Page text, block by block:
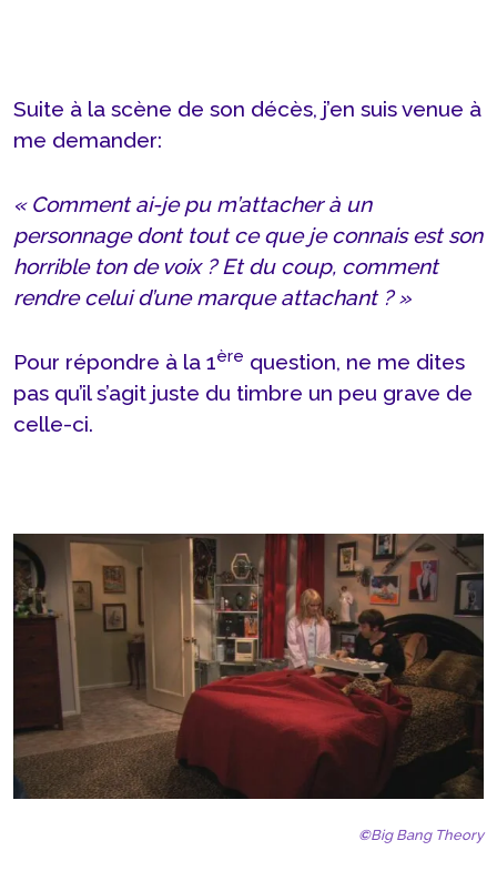
Suite à la scène de son décès, j’en suis venue à
me demander:
« Comment ai-je pu m’attacher à un
personnage dont tout ce que je connais est son
horrible ton de voix ? Et du coup, comment
rendre celui d’une marque attachant ? »
Pour répondre à la 1ère question, ne me dites
pas qu’il s’agit juste du timbre un peu grave de
celle-ci.
©Big Bang Theory